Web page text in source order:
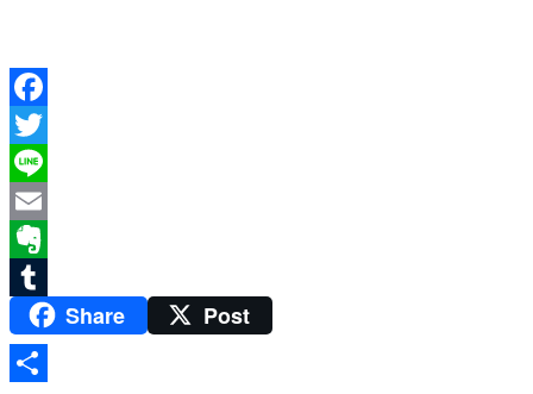
Facebook
Twitter
Line
Email
Evernote
TumblrShare Post